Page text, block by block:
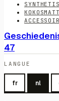
47
LANGUE
fr nl